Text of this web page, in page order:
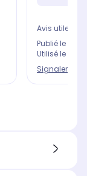
Avis utile ?
Publié le
Utilisé le
Signaler un